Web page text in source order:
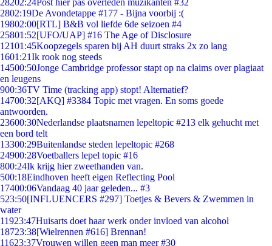
28202:24Post hier pas overleden muzikanten #32
2802:19De Avondetappe #177 - Bijna voorbij :(
19802:00[RTL] B&B vol liefde 6de seizoen #4
25801:52[UFO/UAP] #16 The Age of Disclosure
12101:45Koopzegels sparen bij AH duurt straks 2x zo lang
1601:21Ik rook nog steeds
14500:50Jonge Cambridge professor stapt op na claims over plagiaat
en leugens
900:36TV Time (tracking app) stopt! Alternatief?
14700:32[AKQ] #3384 Topic met vragen. En soms goede
antwoorden.
23600:30Nederlandse plaatsnamen lepeltopic #213 elk gehucht met
een bord telt
13300:29Buitenlandse steden lepeltopic #268
24900:28Voetballers lepel topic #16
800:24Ik krijg hier zweethanden van.
500:18Eindhoven heeft eigen Reflecting Pool
17400:06Vandaag 40 jaar geleden... #3
523:50[INFLUENCERS #297] Toetjes & Bevers & Zwemmen in
water
11923:47Huisarts doet haar werk onder invloed van alcohol
18723:38[Wielrennen #616] Brennan!
11623:37Vrouwen willen geen man meer #30